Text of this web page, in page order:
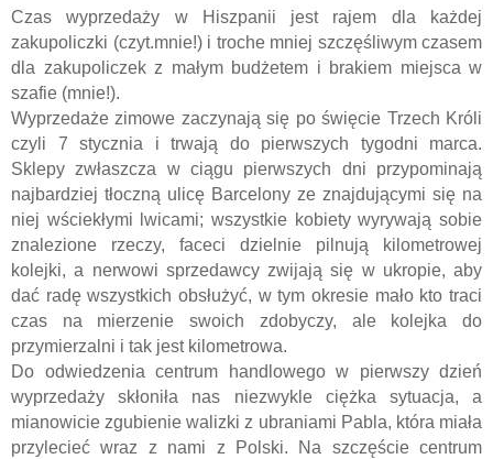
Czas wyprzedaży w Hiszpanii jest rajem dla każdej
zakupoliczki (czyt.mnie!) i troche mniej szczęśliwym czasem
dla zakupoliczek z małym budżetem i brakiem miejsca w
szafie (mnie!).
Wyprzedaże zimowe zaczynają się po święcie Trzech Króli
czyli 7 stycznia i trwają do pierwszych tygodni marca.
Sklepy zwłaszcza w ciągu pierwszych dni przypominają
najbardziej tłoczną ulicę Barcelony ze znajdującymi się na
niej wściekłymi lwicami; wszystkie kobiety wyrywają sobie
znalezione rzeczy, faceci dzielnie pilnują kilometrowej
kolejki, a nerwowi sprzedawcy zwijają się w ukropie, aby
dać radę wszystkich obsłużyć, w tym okresie mało kto traci
czas na mierzenie swoich zdobyczy, ale kolejka do
przymierzalni i tak jest kilometrowa.
Do odwiedzenia centrum handlowego w pierwszy dzień
wyprzedaży skłoniła nas niezwykle ciężka sytuacja, a
mianowicie zgubienie walizki z ubraniami Pabla, która miała
przylecieć wraz z nami z Polski. Na szczęście centrum